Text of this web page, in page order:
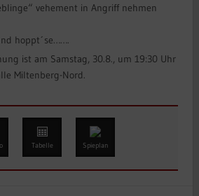
vehement in Angriff nehmen
hoppt´se…….
ist am Samstag, 30.8., um 19:30 Uhr
Miltenberg-Nord.
Tabelle Spieplan